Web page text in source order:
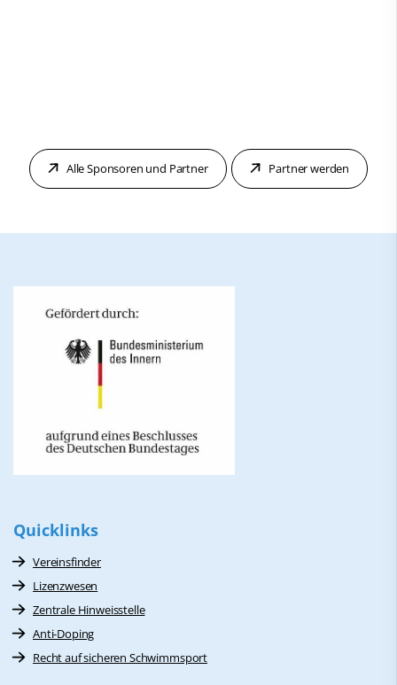
Alle Sponsoren und Partner Partner werden
Quicklinks
Vereinsfinder
Lizenzwesen
Zentrale Hinweisstelle
Anti-Doping
Recht auf sicheren Schwimmsport